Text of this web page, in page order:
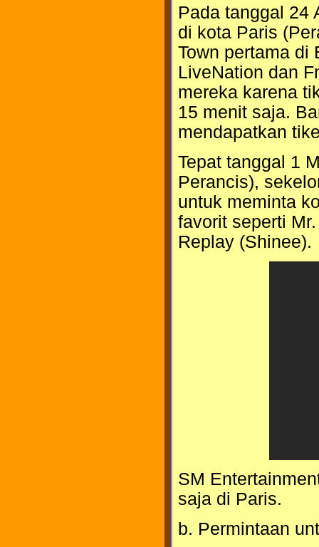
Pada tanggal 24
di kota Paris
Town pertama di
LiveNation dan
mereka karena
15 menit saja.
mendapatkan
Tepat tanggal 1
Perancis),
untuk meminta
favorit seperti
Replay (Shinee).
SM
saja di Paris.
b. Permintaan